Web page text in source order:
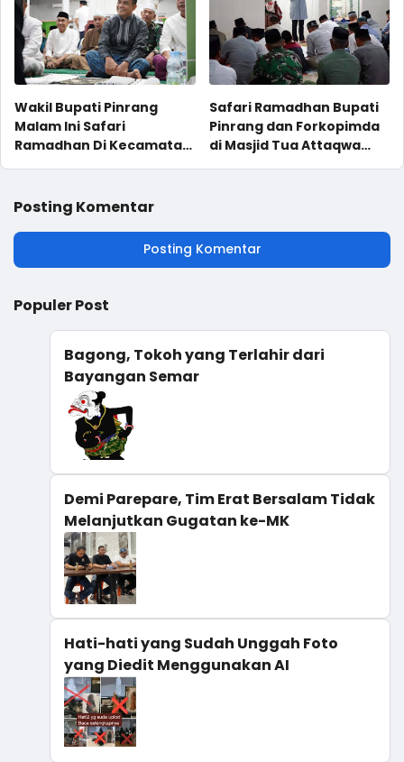
Wakil Bupati Pinrang
Malam Ini Safari
Ramadhan Di Kecamatan
Safari Ramadhan Bupati
Pinrang dan Forkopimda
di Masjid Tua Attaqwa
Posting Komentar
Posting Komentar
Populer Post
Bagong, Tokoh yang Terlahir dari
Bayangan Semar
Demi Parepare, Tim Erat Bersalam Tidak
Melanjutkan Gugatan ke-MK
Hati-hati yang Sudah Unggah Foto
yang Diedit Menggunakan AI